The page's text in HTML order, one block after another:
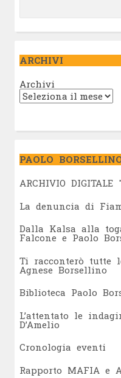
ARCHIVI
Archivi
PAOLO
ARCHIVIO DIGITALE
La denuncia di
Dalla Kalsa alla
Falcone e Paolo
Ti racconterò tutte
Agnese Borsellino
Biblioteca Paolo
L’attentato le
D’Amelio
Cronologia eventi
Rapporto MAFIA e